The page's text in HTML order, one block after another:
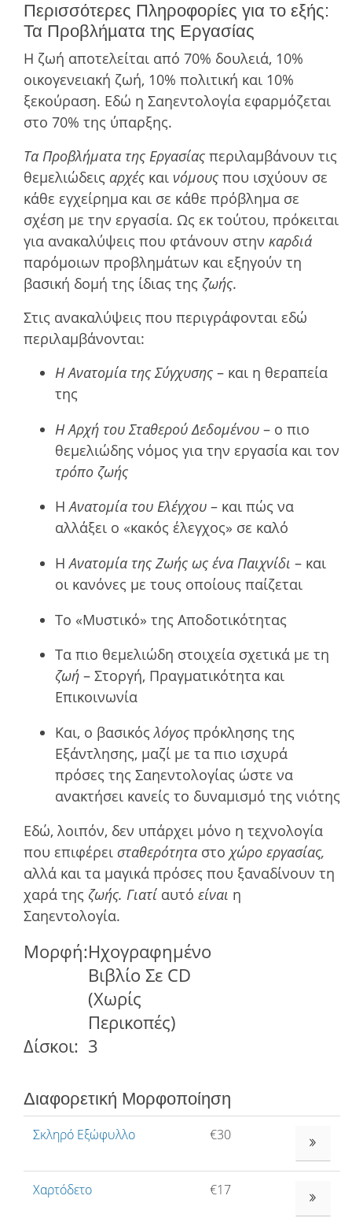
Περισσότερες Πληροφορίες για το εξής:
Τα Προβλήµατα της Εργασίας
Η ζωή αποτελείται από 70% δουλειά, 10%
οικογενειακή ζωή, 10% πολιτική και 10%
ξεκούραση. Εδώ η Σαηεντολογία εφαρμόζεται
στο 70% της ύπαρξης.
Τα Προβλήματα της Εργασίας περιλαμβάνουν τις
θεμελιώδεις αρχές και νόμους που ισχύουν σε
κάθε εγχείρημα και σε κάθε πρόβλημα σε
σχέση με την εργασία. Ως εκ τούτου, πρόκειται
για ανακαλύψεις που φτάνουν στην καρδιά
παρόµοιων προβληµάτων και εξηγούν τη
βασική δοµή της ίδιας της ζωής.
Στις ανακαλύψεις που περιγράφονται εδώ
περιλαμβάνονται:
Η Ανατομία της Σύγχυσης – και η θεραπεία
της
Η Αρχή του Σταθερού Δεδομένου – ο πιο
θεμελιώδης νόμος για την εργασία και τον
τρόπο ζωής
ΗΑνατομία του Ελέγχου – και πώς να
αλλάξει ο «κακός έλεγχος» σε καλό
ΗΑνατομία της Ζωής ως ένα Παιχνίδι – και
οι κανόνες με τους οποίους παίζεται
Το «Μυστικό» της Αποδοτικότητας
Τα πιο θεμελιώδη στοιχεία σχετικά με τη
ζωή – Στοργή, Πραγματικότητα και
Επικοινωνία
Και, ο βασικόςλόγος πρόκλησης της
Εξάντλησης, μαζί με τα πιο ισχυρά
πρόσες της Σαηεντολογίας ώστε να
ανακτήσει κανείς το δυναμισμό της νιότης
Εδώ, λοιπόν, δεν υπάρχει μόνο η τεχνολογία
που επιφέρει σταθερότητα στο χώρο εργασίας,
αλλά και τα μαγικά πρόσες που ξαναδίνουν τη
χαρά της ζωής. Γιατί αυτό είναι η
Σαηεντολογία.
Μορφή:Ηχογραφημένο
Βιβλίο Σε CD
(Χωρίς
Περικοπές)
Δίσκοι: 3
Διαφορετική Μορφοποίηση
Σκληρό Εξώφυλλο €30 ΔΕΊΤΕ
Χαρτόδετο €17 ΔΕΊΤΕ